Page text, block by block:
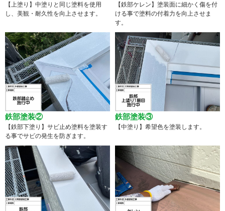
【上塗り】中塗りと同じ塗料を使用
し、美観・耐久性を向上させます。
【鉄部ケレン】塗装面に細かく傷を付
ける事で塗料の付着力を向上させま
す。
鉄部塗装②
【鉄部下塗り】サビ止め塗料を塗装す
る事でサビの発生を防ぎます。
鉄部塗装③
【中塗り】希望色を塗装します。